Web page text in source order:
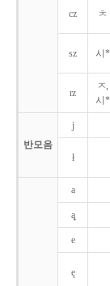
cz ㅊ
sz 시*
rz
ㅈ,
시*
반모음
j
ł
a
ą̨
e
ę